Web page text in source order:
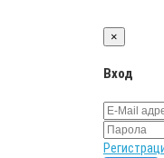
×
Вход